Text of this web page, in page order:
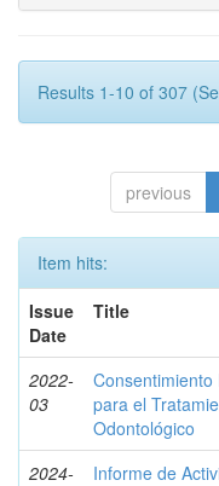
Results 1-10 of 307
previous
Item hits:
Issue
Date
Title
2022-
03
Consentimiento
para el
Odontológico
2024-
Informe de